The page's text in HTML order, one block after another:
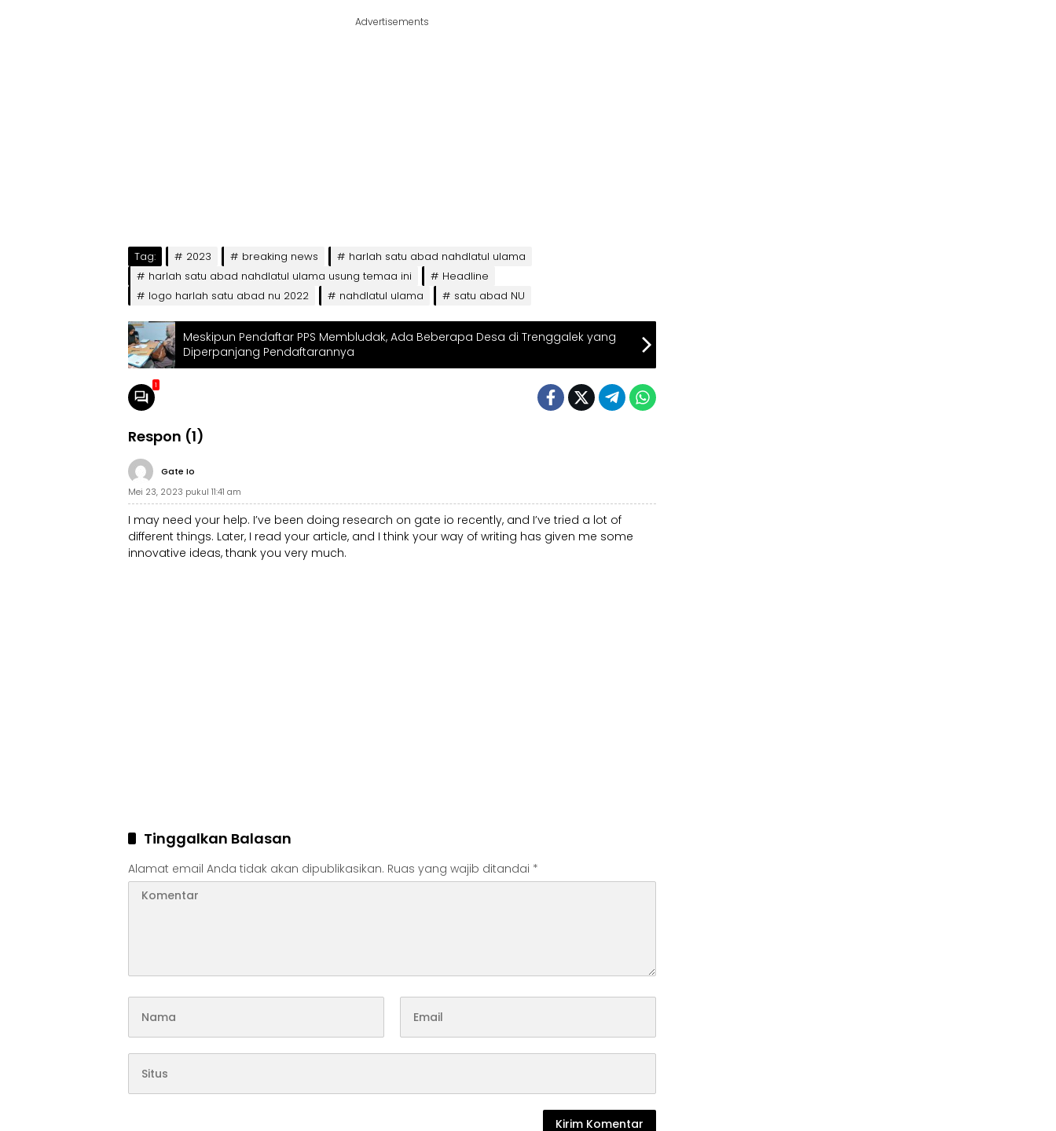
Advertisements
Tag: 2023 breaking news
harlah satu abad nahdlatul ulama
harlah satu abad nahdlatul ulama usung temaa ini
Headline
logo harlah satu abad nu 2022
nahdlatul ulama satu abad NU
Meskipun Pendaftar PPS Membludak, Ada Beberapa Desa di Trenggalek yang
Diperpanjang Pendaftarannya
1
Respon (1)
Gate Io
Mei 23, 2023 pukul 11:41 am
I may need your help. I’ve been doing research on gate io recently, and I’ve tried a lot of
different things. Later, I read your article, and I think your way of writing has given me some
innovative ideas, thank you very much.
Tinggalkan Balasan
Alamat email Anda tidak akan dipublikasikan. Ruas yang wajib ditandai *